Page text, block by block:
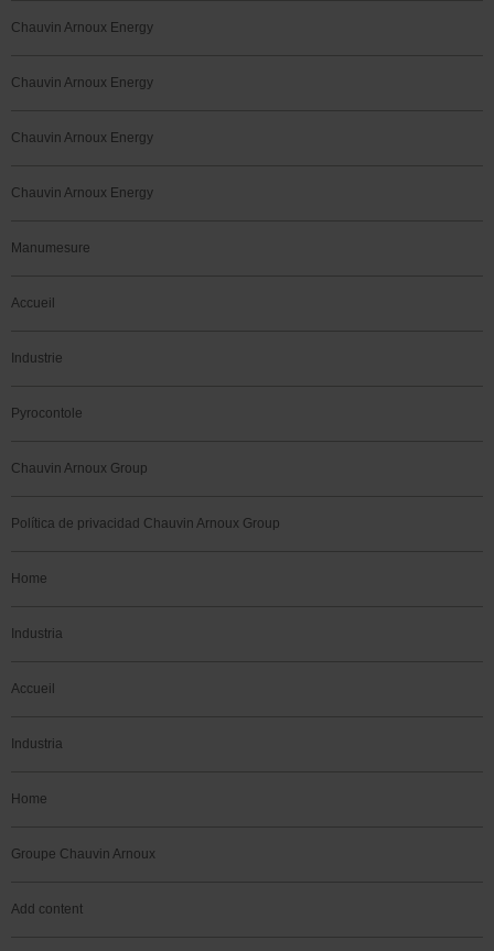
Chauvin Arnoux Energy
Chauvin Arnoux Energy
Chauvin Arnoux Energy
Chauvin Arnoux Energy
Manumesure
Accueil
Industrie
Pyrocontole
Chauvin Arnoux Group
Política de privacidad Chauvin Arnoux Group
Home
Industria
Accueil
Industria
Home
Groupe Chauvin Arnoux
Add content